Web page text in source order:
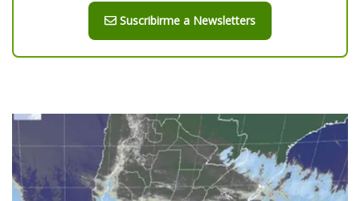
Suscribirme a Newsletters